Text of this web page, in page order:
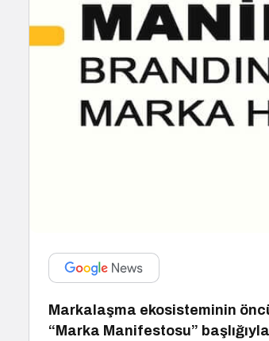
Markalaşma ekosisteminin
“Marka Manifestosu”